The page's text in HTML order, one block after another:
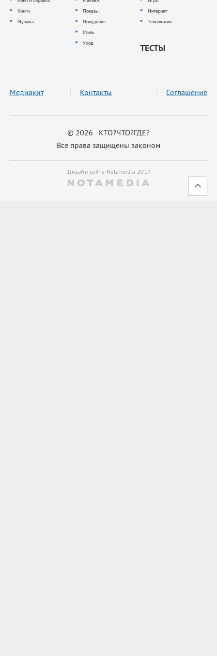
Книги
Музыка
Показы
Похудение
Стиль
Уход
Интернет
Технологии
ТЕСТЫ
© 2026 КТО?ЧТО?ГДЕ?
Все права защищены законом
Медиакит Контакты Соглашение
Дизайн сайта Notamedia 2017